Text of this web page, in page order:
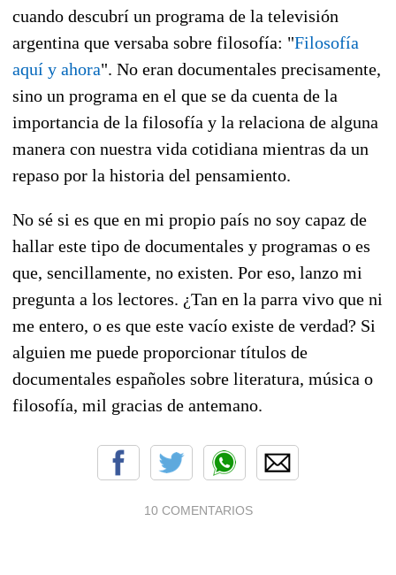
cuando descubrí un programa de la televisión
argentina que versaba sobre filosofía: "Filosofía
aquí y ahora". No eran documentales precisamente,
sino un programa en el que se da cuenta de la
importancia de la filosofía y la relaciona de alguna
manera con nuestra vida cotidiana mientras da un
repaso por la historia del pensamiento.
No sé si es que en mi propio país no soy capaz de
hallar este tipo de documentales y programas o es
que, sencillamente, no existen. Por eso, lanzo mi
pregunta a los lectores. ¿Tan en la parra vivo que ni
me entero, o es que este vacío existe de verdad? Si
alguien me puede proporcionar títulos de
documentales españoles sobre literatura, música o
filosofía, mil gracias de antemano.
10 COMENTARIOS